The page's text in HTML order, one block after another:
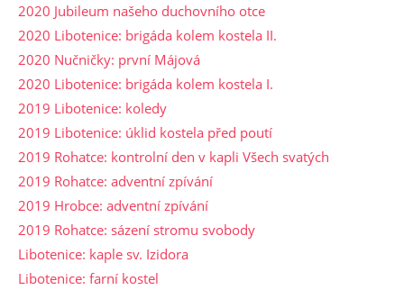
2020 Jubileum našeho duchovního otce
2020 Libotenice: brigáda kolem kostela II.
2020 Nučničky: první Májová
2020 Libotenice: brigáda kolem kostela I.
2019 Libotenice: koledy
2019 Libotenice: úklid kostela před poutí
2019 Rohatce: kontrolní den v kapli Všech svatých
2019 Rohatce: adventní zpívání
2019 Hrobce: adventní zpívání
2019 Rohatce: sázení stromu svobody
Libotenice: kaple sv. Izidora
Libotenice: farní kostel